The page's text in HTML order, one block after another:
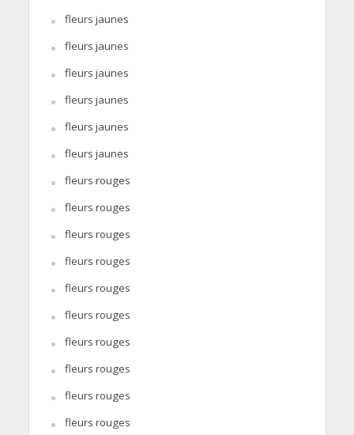
fleurs jaunes
fleurs jaunes
fleurs jaunes
fleurs jaunes
fleurs jaunes
fleurs jaunes
fleurs rouges
fleurs rouges
fleurs rouges
fleurs rouges
fleurs rouges
fleurs rouges
fleurs rouges
fleurs rouges
fleurs rouges
fleurs rouges